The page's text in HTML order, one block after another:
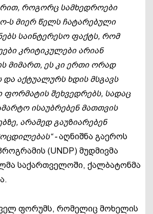
როგორც სამხედროები
ს მიერ წელს ჩატარებული
საინტერესო ფაქტს, რომ
კრიტიკულები არიან
მიმართ, ეს კი ერთი ორად
და აქტუალურს ხდის მსგავს
ფორმატის შეხვედრებს, სადაც
ისაუბრებენ მათთვის
არამედ გაუზიარებენ
-აღნიშნა გაეროს
(UNDP) მუდმივმა
საქართველოში, ქალბატონმა
ფორუმს, რომელიც მოხელის